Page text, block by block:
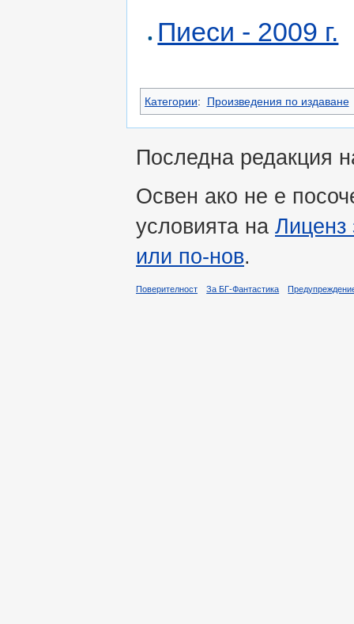
Пиеси - 2009 г.
Категории: Произведения по издаване
Последна редакция
Освен ако не е
условията на Лиценз
или по-нов.
Поверителност За БГ-Фантастика